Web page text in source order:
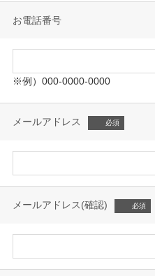
お電話番号
※例）000-0000-0000
メールアドレス
メールアドレス(確認)